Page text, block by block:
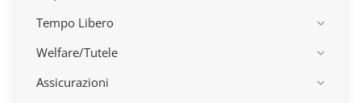
Tempo Libero
Welfare/Tutele
Assicurazioni